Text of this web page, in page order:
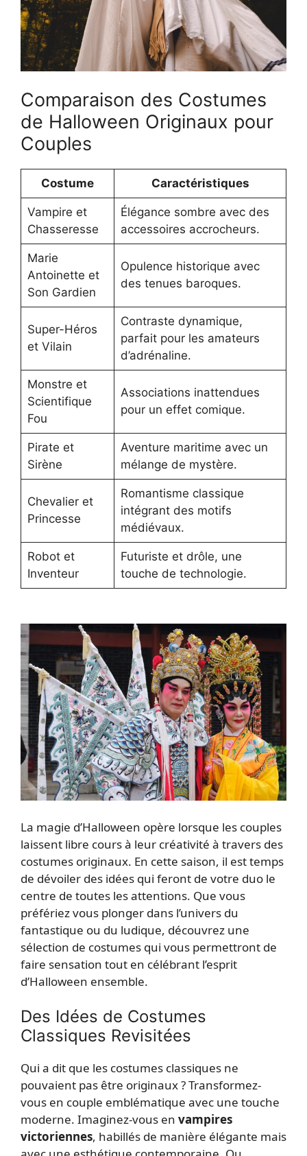
Comparaison des Costumes
de Halloween Originaux pour
Couples
Costume Caractéristiques
Vampire et
Chasseresse
Élégance sombre avec des
accessoires accrocheurs.
Marie
Antoinette et
Son Gardien
Opulence historique avec
des tenues baroques.
Super-Héros
et Vilain
Contraste dynamique,
parfait pour les amateurs
d’adrénaline.
Monstre et
Scientifique
Fou
Associations inattendues
pour un effet comique.
Pirate et
Sirène
Aventure maritime avec un
mélange de mystère.
Chevalier et
Princesse
Romantisme classique
intégrant des motifs
médiévaux.
Robot et
Inventeur
Futuriste et drôle, une
touche de technologie.
La magie d’Halloween opère lorsque les couples
laissent libre cours à leur créativité à travers des
costumes originaux. En cette saison, il est temps
de dévoiler des idées qui feront de votre duo le
centre de toutes les attentions. Que vous
préfériez vous plonger dans l’univers du
fantastique ou du ludique, découvrez une
sélection de costumes qui vous permettront de
faire sensation tout en célébrant l’esprit
d’Halloween ensemble.
Des Idées de Costumes
Classiques Revisitées
Qui a dit que les costumes classiques ne
pouvaient pas être originaux ? Transformez-
vous en couple emblématique avec une touche
moderne. Imaginez-vous en vampires
victoriennes, habillés de manière élégante mais